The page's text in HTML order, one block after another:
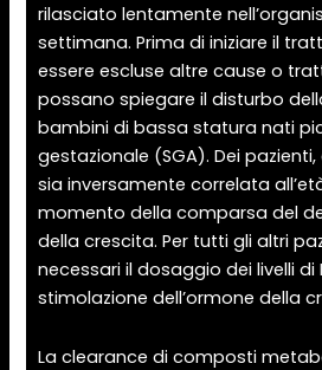
rilasciato lentamente
settimana. Prima di iniziare il
essere escluse altre cause o
possano spiegare il disturbo
bambini di bassa statura nati
gestazionale (SGA). Dei
sia inversamente correlata
momento della comparsa del
della crescita. Per tutti gli altri
necessari il dosaggio dei livelli di
stimolazione dell’ormone della
La clearance di composti